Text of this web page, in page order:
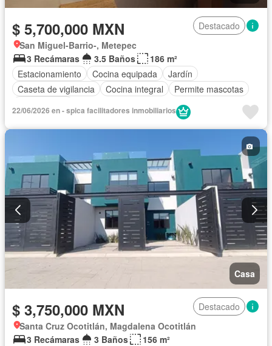
$ 5,700,000 MXN
Destacado
San Miguel-Barrio-, Metepec
3 Recámaras
3.5 Baños
186 m²
Estacionamiento
Cocina equipada
Jardín
Caseta de vigilancia
Cocina integral
Permite mascotas
22/06/2026 en - spica facilitadores inmobiliarios
Casa
$ 3,750,000 MXN
Destacado
Santa Cruz Ocotitlán, Magdalena Ocotitlán
3 Recámaras
3 Baños
156 m²